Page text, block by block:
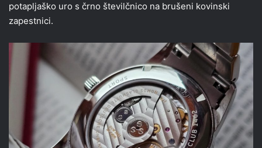
potapljaško uro s črno številčnico na brušeni kovinski
zapestnici.